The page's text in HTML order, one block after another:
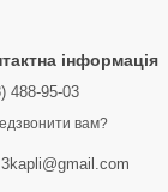
інформація
488-95-03
вам?